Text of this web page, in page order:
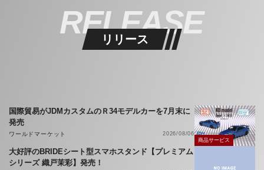
RELEASE
リリース
国際貿易がJDMカスタムのＲ34モデルカーを7月末に
発売
ワールドマーケット
2026/08/06
商品サービス
大好評のBRIDEシート型スマホスタンド【プレミアム
シリーズ 織戸茉彩】発売！